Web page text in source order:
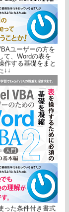
ユーザーの方を
て、Wordの表を
作する基礎をまと
↓↓
った条件付き書式